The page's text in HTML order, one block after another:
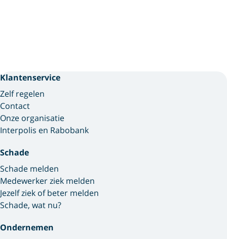
Klantenservice
Zelf regelen
Contact
Onze organisatie
Interpolis en Rabobank
Schade
Schade melden
Medewerker ziek melden
Jezelf ziek of beter melden
Schade, wat nu?
Ondernemen